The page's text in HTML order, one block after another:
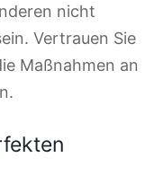
nicht
Vertrauen Sie
Maßnahmen an